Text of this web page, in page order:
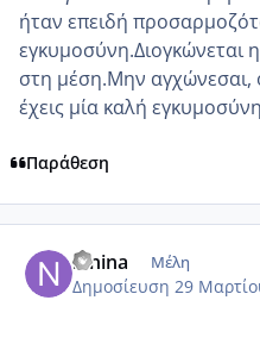
ήταν επειδή
εγκυμοσύνη.Διογκώνεται
στη μέση.Μην αγχώνεσαι,
έχεις μία καλή
Παράθεση
ninina Μέλη
Δημοσίευση 29